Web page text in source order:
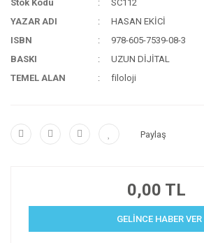
Stok Kodu
SC112
YAZAR ADI
HASAN EKİCİ
ISBN
978-605-7539-08-3
BASKI
UZUN DİJİTAL
TEMEL ALAN
filoloji
Paylaş
0,00 TL
GELİNCE HABER VER